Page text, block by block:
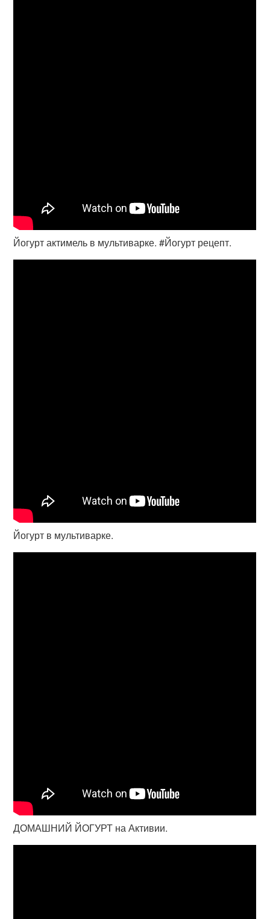
Йогурт актимель в мультиварке. #Йогурт рецепт.
Йогурт в мультиварке.
ДОМАШНИЙ ЙОГУРТ на Активии.